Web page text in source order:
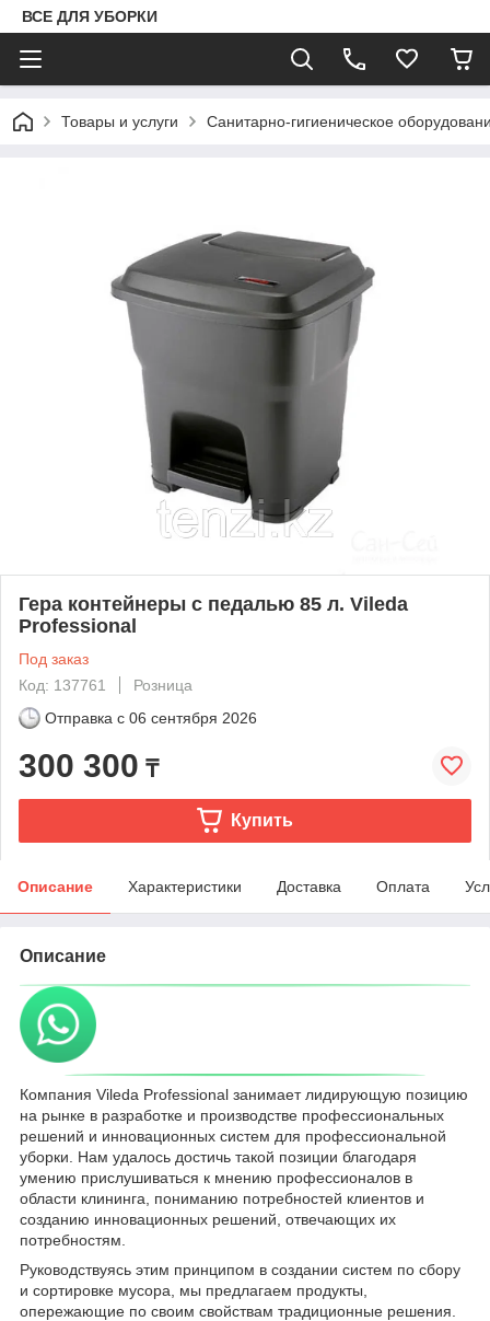
ВСЕ ДЛЯ УБОРКИ
Товары и услуги Санитарно-гигиеническое
Гера контейнеры с педалью 85 л. Vileda
Professional
Под заказ
Код: 137761
Розница
Отправка с 06 сентября 2026
300 300 ₸
Купить
Описание Характеристики Доставка Оплата
Описание
Компания Vileda Professional занимает лидирующую позицию
на рынке в разработке и производстве профессиональных
решений и инновационных систем для профессиональной
уборки. Нам удалось достичь такой позиции благодаря
умению прислушиваться к мнению профессионалов в
области клининга, пониманию потребностей клиентов и
созданию инновационных решений, отвечающих их
потребностям.
Руководствуясь этим принципом в создании систем по сбору
и сортировке мусора, мы предлагаем продукты,
опережающие по своим свойствам традиционные решения.